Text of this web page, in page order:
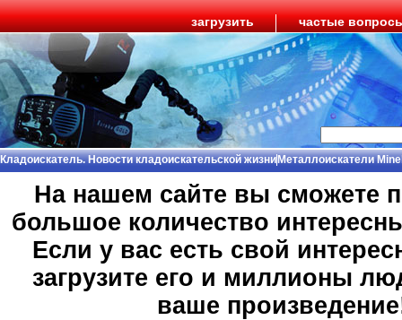
загрузить частые
Кладоискатель. Новости кладоискательской жизниМеталлоискатели
На нашем сайте вы сможете
большое количество
Если у вас есть свой
загрузите его и миллионы
ваше